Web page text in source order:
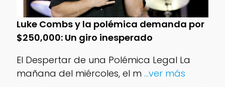
Luke Combs y la polémica demanda por
$250,000: Un giro inesperado
El Despertar de una Polémica Legal La
mañana del miércoles, el m ...ver más